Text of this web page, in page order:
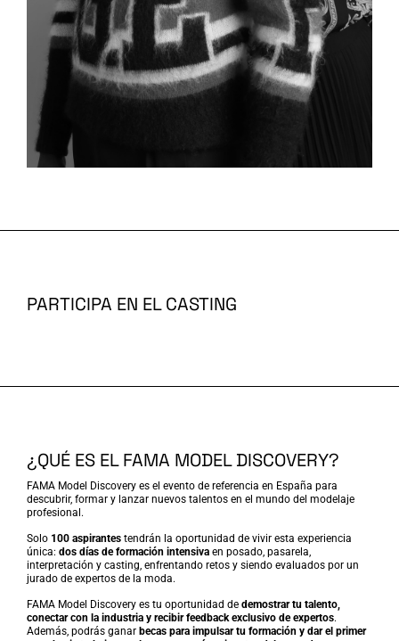
¿QUÉ ES EL FAMA MODEL DISCOVERY?
FAMA Model Discovery es el evento de referencia en España para
descubrir, formar y lanzar nuevos talentos en el mundo del modelaje
profesional.
Solo 100 aspirantes tendrán la oportunidad de vivir esta experiencia
única: dos días de formación intensiva en posado, pasarela,
interpretación y casting, enfrentando retos y siendo evaluados por un
jurado de expertos de la moda.
FAMA Model Discovery es tu oportunidad de demostrar tu talento,
conectar con la industria y recibir feedback exclusivo de expertos.
Además, podrás ganar becas para impulsar tu formación y dar el primer
PARTICIPA EN EL CASTING